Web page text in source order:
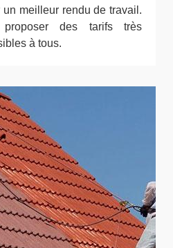
meilleur rendu de travail.
des tarifs très
à tous.